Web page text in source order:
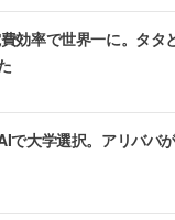
効率で世界一に。タタ
で大学選択。アリババ